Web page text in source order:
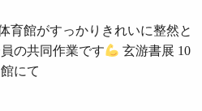
育館がすっかりきれいに整然と
の共同作業です
玄游書展 10
にて